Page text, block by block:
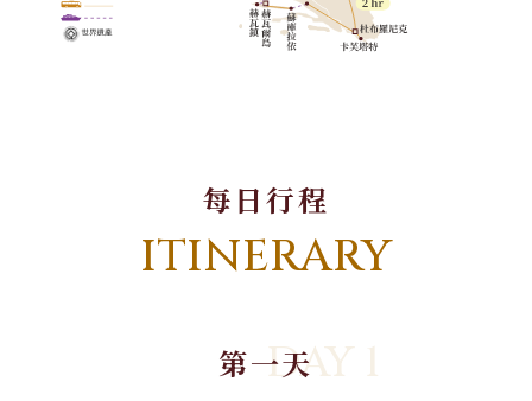
每日行程
ITINERARY
第一天DAY 1